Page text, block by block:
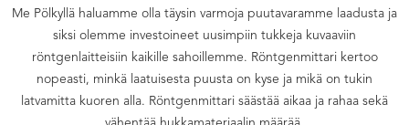
Me Pölkyllä haluamme olla täysin varmoja puutavaramme laadusta ja
siksi olemme investoineet uusimpiin tukkeja kuvaaviin
röntgenlaitteisiin kaikille sahoillemme. Röntgenmittari kertoo
nopeasti, minkä laatuisesta puusta on kyse ja mikä on tukin
latvamitta kuoren alla. Röntgenmittari säästää aikaa ja rahaa sekä